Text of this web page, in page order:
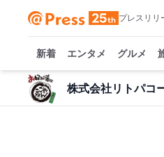
プレスリリ
新着 エンタメ グルメ
株式会社リトパコ